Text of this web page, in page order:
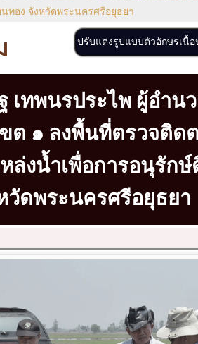
ทอง จังหวัดพระนครศรีอยุธยา
เทพนรประไพ ผู้อำน
๑ ลงพื้นที่ตรวจติด
ล่งน้ำเพื่อการอนุรักษ์
วัดพระนครศรีอยุธยา
ปรับแต่งรูปแบบตัวอักษรเ